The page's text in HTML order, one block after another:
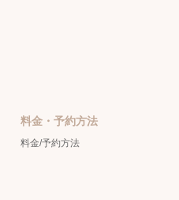
料金・予約方法
料金/予約方法